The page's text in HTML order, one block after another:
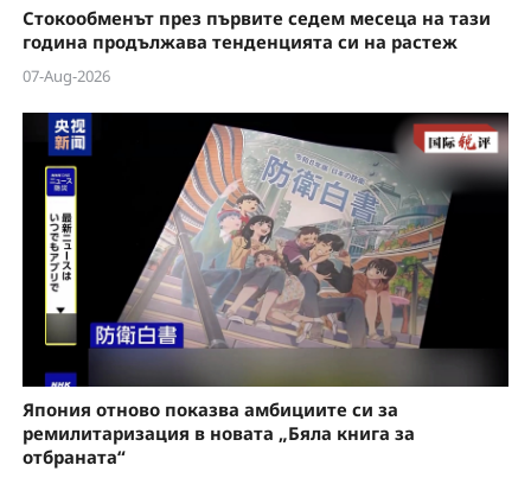
Стокообменът през първите седем месеца на тази
година продължава тенденцията си на растеж
07-Aug-2026
Япония отново показва амбициите си за
ремилитаризация в новата „Бяла книга за
отбраната“